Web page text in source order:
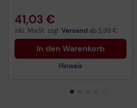
41,03 €
inkl. MwSt. zzgl. Versand ab 5,99 €
In den Warenkorb
Hinweis